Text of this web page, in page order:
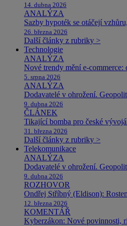
14. dubna 2026
ANALÝZA
Sazby hypoték se otáčejí
26. března 2026
Další články z rubriky >
Technologie
ANALÝZA
Nové trendy mění e-commerce:
5. srpna 2026
ANALÝZA
Dodavatelé v ohrožení.
9. dubna 2026
ČLÁNEK
Tikající bomba pro české
31. března 2026
Další články z rubriky >
Telekomunikace
ANALÝZA
Dodavatelé v ohrožení.
9. dubna 2026
ROZHOVOR
Ondřej Stříbný (Eldison):
12. března 2026
KOMENTÁŘ
Kyberzákon: Nové povinnosti,